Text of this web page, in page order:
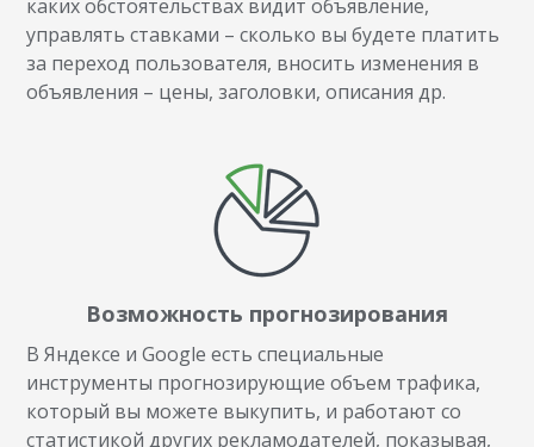
каких обстоятельствах видит объявление,
управлять ставками – сколько вы будете платить
за переход пользователя, вносить изменения в
объявления – цены, заголовки, описания др.
Возможность прогнозирования
В Яндексе и Google есть специальные
инструменты прогнозирующие объем трафика,
который вы можете выкупить, и работают со
статистикой других рекламодателей, показывая,